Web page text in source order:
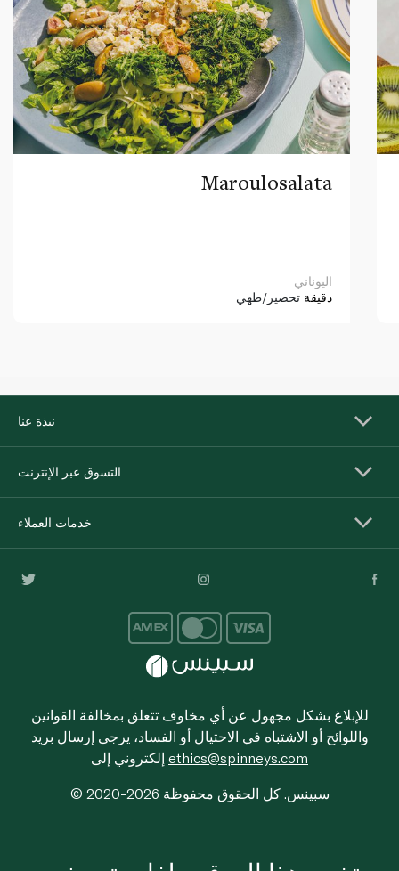
Maroulosalata
اليوناني
دقيقة تحضير/طهي
نبذة عنا
التسوق عبر الإنترنت
خدمات العملاء
للإبلاغ بشكل مجهول عن أي مخاوف تتعلق بمخالفة القوانين
واللوائح أو الاشتباه في الاحتيال أو الفساد، يرجى إرسال بريد
ethics@spinneys.com
© 2020-2026 سبينس. كل الحقوق محفوظة